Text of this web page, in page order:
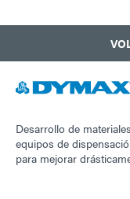
Desarrollo de
equipos de
para mejorar